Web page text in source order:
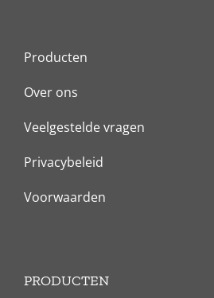
Producten
Over ons
Veelgestelde vragen
Privacybeleid
Voorwaarden
PRODUCTEN